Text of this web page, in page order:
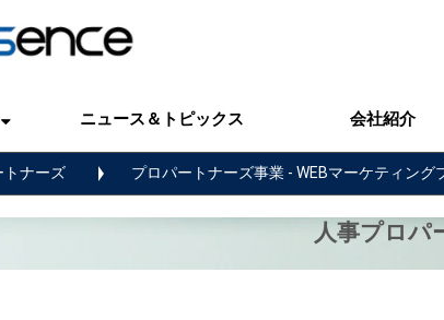
ニュース＆トピックス 会社紹介
トナーズ プロパートナーズ事業 - WEBマーケティング
人事プロパ